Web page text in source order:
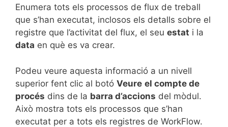
Enumera tots els processos de flux de treball
que s’han executat, inclosos els detalls sobre el
registre que l’activitat del flux, el seu estat i la
data en què es va crear.
Podeu veure aquesta informació a un nivell
superior fent clic al botó Veure el compte de
procés dins de la barra d’accions del mòdul.
Això mostra tots els processos que s’han
executat per a tots els registres de WorkFlow.